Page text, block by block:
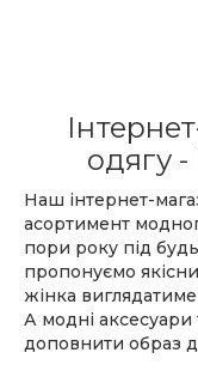
одягу
Наш інтернет-
асортимент
пори року під
пропонуємо
жінка
А модні
доповнити образ